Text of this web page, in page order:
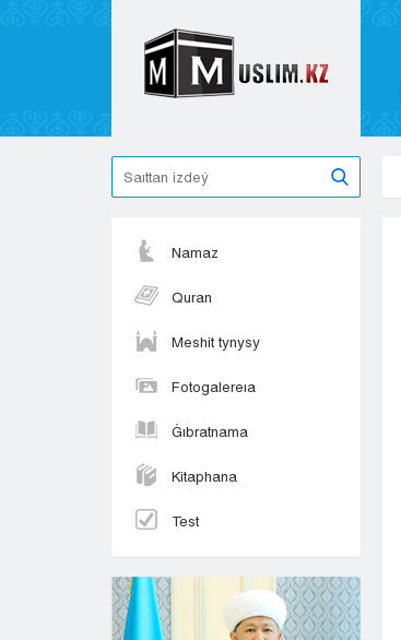
Namaz
Quran
Meshit tynysy
Fotogalereıa
Ǵıbratnama
Kitaphana
Test